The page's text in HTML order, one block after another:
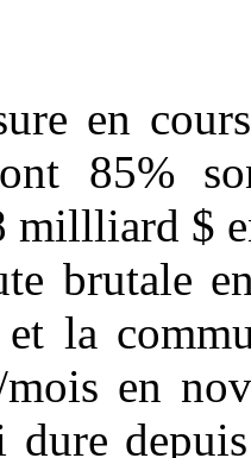
en
85%
millliard $
brutale
la
en